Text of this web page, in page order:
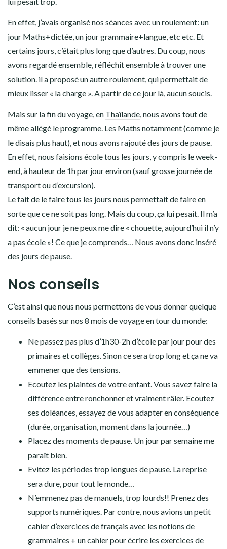
En effet, j’avais organisé nos séances avec un roulement: un
jour Maths+dictée, un jour grammaire+langue, etc etc. Et
certains jours, c’était plus long que d’autres. Du coup, nous
avons regardé ensemble, réfléchit ensemble à trouver une
solution. il a proposé un autre roulement, qui permettait de
mieux lisser « la charge ». A partir de ce jour là, aucun soucis.
Mais sur la fin du voyage, en Thaïlande, nous avons tout de
même allégé le programme. Les Maths notamment (comme je
le disais plus haut), et nous avons rajouté des jours de pause.
En effet, nous faisions école tous les jours, y compris le week-
end, à hauteur de 1h par jour environ (sauf grosse journée de
transport ou d’excursion).
Le fait de le faire tous les jours nous permettait de faire en
sorte que ce ne soit pas long. Mais du coup, ça lui pesait. Il m’a
dit: « aucun jour je ne peux me dire « chouette, aujourd’hui il n’y
a pas école »! Ce que je comprends… Nous avons donc inséré
des jours de pause.
Nos conseils
C’est ainsi que nous nous permettons de vous donner quelque
conseils basés sur nos 8 mois de voyage en tour du monde:
Ne passez pas plus d’1h30-2h d’école par jour pour des
primaires et collèges. Sinon ce sera trop long et ça ne va
emmener que des tensions.
Ecoutez les plaintes de votre enfant. Vous savez faire la
différence entre ronchonner et vraiment râler. Ecoutez
ses doléances, essayez de vous adapter en conséquence
(durée, organisation, moment dans la journée…)
Placez des moments de pause. Un jour par semaine me
paraît bien.
Evitez les périodes trop longues de pause. La reprise
sera dure, pour tout le monde…
N’emmenez pas de manuels, trop lourds!! Prenez des
supports numériques. Par contre, nous avions un petit
cahier d’exercices de français avec les notions de
grammaires + un cahier pour écrire les exercices de